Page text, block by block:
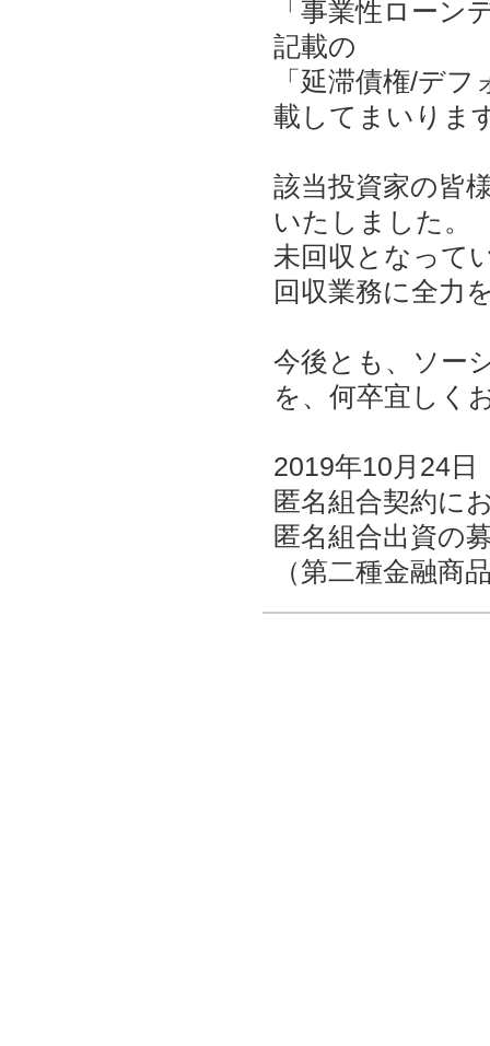
「事業性ローン
記載の
「延滞債権/デ
載してまいりま
該当投資家の皆
いたしました。
未回収となって
回収業務に全力
今後とも、ソー
を、何卒宜しく
2019年10月24日
匿名組合契約に
匿名組合出資の
（第二種金融